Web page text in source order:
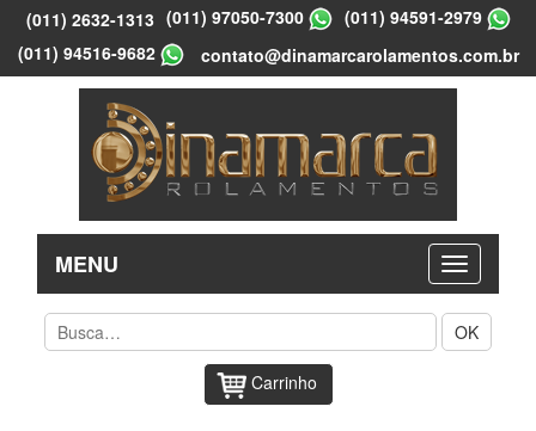
(011) 2632-1313 (011) 97050-7300
(011) 94591-2979
(011) 94516-9682
contato@dinamarcarolamentos.com.br
MENU
OK
Carrinho